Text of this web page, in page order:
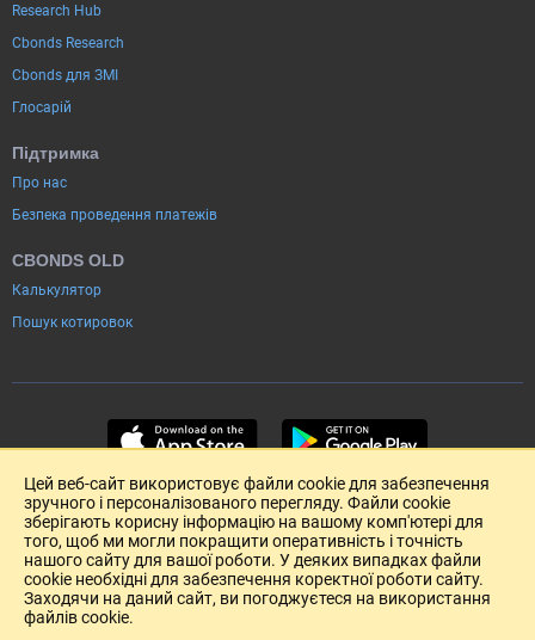
Research Hub
Cbonds Research
Cbonds для ЗМІ
Глосарій
Підтримка
Про нас
Безпека проведення платежів
CBONDS OLD
Калькулятор
Пошук котировок
Розміщення реклами
Цей веб-сайт використовує файли cookie для забезпечення
зручного і персоналізованого перегляду. Файли cookie
зберігають корисну інформацію на вашому комп'ютері для
того, щоб ми могли покращити оперативність і точність
нашого сайту для вашої роботи. У деяких випадках файли
cookie необхідні для забезпечення коректної роботи сайту.
Заходячи на даний сайт, ви погоджуєтеся на використання
файлів cookie.